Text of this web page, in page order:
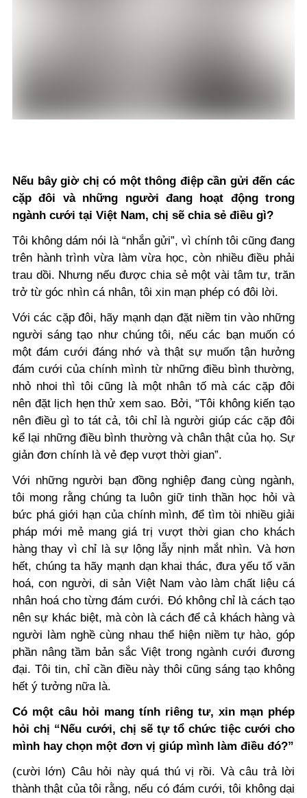
Nếu bây giờ chị có một thông điệp cần gửi đến các
cặp đôi và những người đang hoạt động trong
ngành cưới tại Việt Nam, chị sẽ chia sẻ điều gì?
Tôi không dám nói là “nhắn gửi”, vì chính tôi cũng đang
trên hành trình vừa làm vừa học, còn nhiều điều phải
trau dồi. Nhưng nếu được chia sẻ một vài tâm tư, trăn
trở từ góc nhìn cá nhân, tôi xin mạn phép có đôi lời.
Với các cặp đôi, hãy mạnh dạn đặt niềm tin vào những
người sáng tạo như chúng tôi, nếu các bạn muốn có
một đám cưới đáng nhớ và thật sự muốn tận hưởng
đám cưới của chính mình từ những điều bình thường,
nhỏ nhoi thì tôi cũng là một nhân tố mà các cặp đôi
nên đặt lịch hẹn thử xem sao. Bởi, “Tôi không kiến tạo
nên điều gì to tát cả, tôi chỉ là người giúp các cặp đôi
kể lại những điều bình thường và chân thật của họ. Sự
giản đơn chính là vẻ đẹp vượt thời gian”.
Với những người bạn đồng nghiệp đang cùng ngành,
tôi mong rằng chúng ta luôn giữ tinh thần học hỏi và
bức phá giới hạn của chính mình, để tìm tòi nhiều giải
pháp mới mẻ mang giá trị vượt thời gian cho khách
hàng thay vì chỉ là sự lộng lẫy nịnh mắt nhìn. Và hơn
hết, chúng ta hãy mạnh dạn khai thác, đưa yếu tố văn
hoá, con người, di sản Việt Nam vào làm chất liệu cá
nhân hoá cho từng đám cưới. Đó không chỉ là cách tạo
nên sự khác biệt, mà còn là cách để cả khách hàng và
người làm nghề cùng nhau thể hiện niềm tự hào, góp
phần nâng tầm bản sắc Việt trong ngành cưới đương
đại. Tôi tin, chỉ cần điều này thôi cũng sáng tạo không
hết ý tưởng nữa là.
Có một câu hỏi mang tính riêng tư, xin mạn phép
hỏi chị “Nếu cưới, chị sẽ tự tổ chức tiệc cưới cho
mình hay chọn một đơn vị giúp mình làm điều đó?”
(cười lớn) Câu hỏi này quá thú vị rồi. Và câu trả lời
thành thật của tôi rằng, nếu có đám cưới, tôi không dại